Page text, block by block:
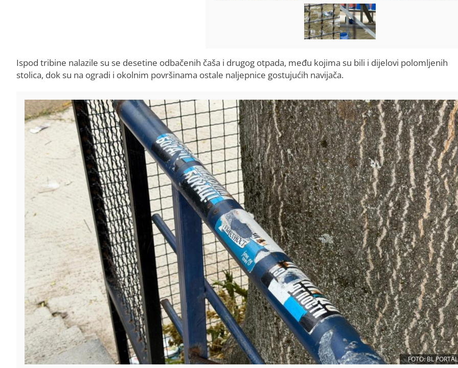
Ispod tribine nalazile su se desetine odbačenih čaša i drugog otpada, među kojima su bili i dijelovi polomljenih
stolica, dok su na ogradi i okolnim površinama ostale naljepnice gostujućih navijača.
FOTO: BL PORTAL